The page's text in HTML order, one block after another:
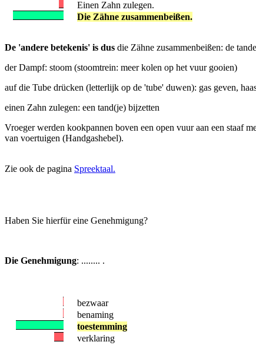
Einen Zahn zulegen.
Die Zähne zusammenbeißen.
De 'andere betekenis' is dus die Zähne zusammenbeißen: de
der Dampf: stoom (stoomtrein: meer kolen op het vuur gooien)
auf die Tube drücken (letterlijk op de 'tube' duwen): gas geven,
einen Zahn zulegen: een tand(je) bijzetten
Vroeger werden kookpannen boven een open vuur aan een staaf
van voertuigen (Handgashebel).
Zie ook de pagina Spreektaal.
Haben Sie hierfür eine Genehmigung?
Die Genehmigung: ........ .
bezwaar
benaming
toestemming
verklaring